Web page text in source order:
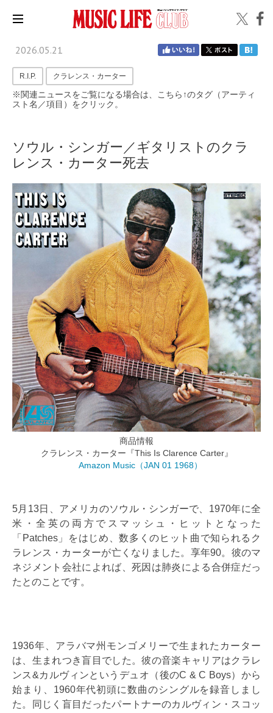
2026.05.21
R.I.P. クラレンス・カーター
※関連ニュースをご覧になる場合は、こちら↑のタグ（アーティ
スト名／項目）をクリック。
ソウル・シンガー／ギタリストのクラ
レンス・カーター死去
商品情報
クラレンス・カーター『This Is Clarence Carter』
Amazon Music（JAN 01 1968）
5月13日、アメリカのソウル・シンガーで、1970年に全
米・全英の両方でスマッシュ・ヒットとなった
「Patches」をはじめ、数多くのヒット曲で知られるク
ラレンス・カーターが亡くなりました。享年90。彼のマ
ネジメント会社によれば、死因は肺炎による合併症だっ
たとのことです。
1936年、アラバマ州モンゴメリーで生まれたカーター
は、生まれつき盲目でした。彼の音楽キャリアはクラレ
ンス&カルヴィンというデュオ（後のC & C Boys）から
始まり、1960年代初頭に数曲のシングルを録音しまし
た。同じく盲目だったパートナーのカルヴィン・スコッ